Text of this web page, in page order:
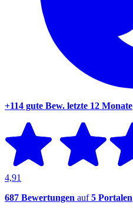
+114 gute Bew. letzte 12 Monate
4,91
687 Bewertungen auf5 Portalen